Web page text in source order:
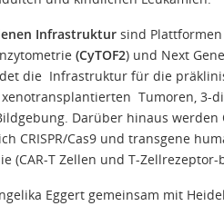
Infrastruktur sind Plattformen
(CyTOF2) und Next
die Infrastruktur für die
Tumoren, 3-
Darüber hinaus werden
CRISPR/Cas9 und transgene
(CAR-T Zellen und T-
Eggert gemeinsam mit